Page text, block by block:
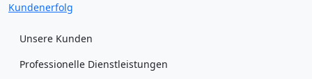
Kundenerfolg
Unsere Kunden
Professionelle Dienstleistungen